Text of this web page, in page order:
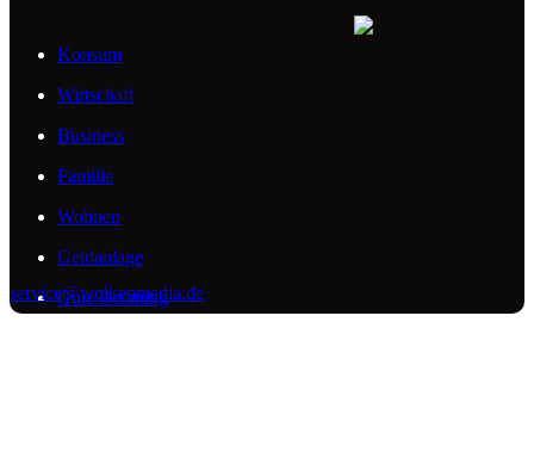
Konsum
Wirtschaft
Business
Familie
Wohnen
Geldanlage
Gute Beratung
service@wolkenmedia.de